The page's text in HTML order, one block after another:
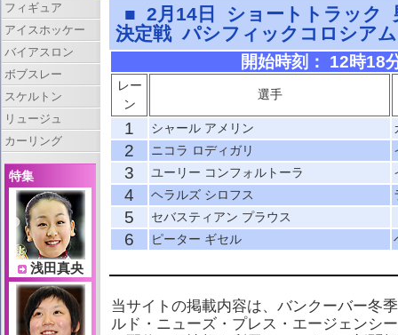
■ 2月14日 ショートトラック
決定戦 パシフィックコロシア
開始時刻： 12時18
レー
ン
選手
1 シャール アメリン
2 ニコラ ロディガリ
3 ユーリー コンフォルトーラ
4 ヘラルズ シロフス
5 セバスティアン プラウス
6 ピーター ギセル
当サイトの掲載内容は、バンクーバー冬
ルド・ニューズ・プレス・エージェンシ
フィギュア
アイスホッケー
バイアスロン
ボブスレー
スケルトン
リュージュ
カーリング
特集
浅田真央